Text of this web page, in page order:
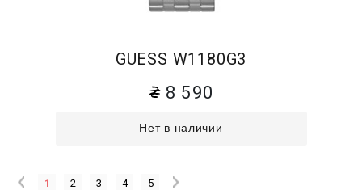
GUESS W1180G3
8 590
Нет в наличии
1 2 3 4 5